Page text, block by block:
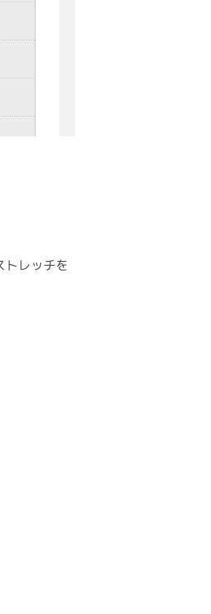
レッチを